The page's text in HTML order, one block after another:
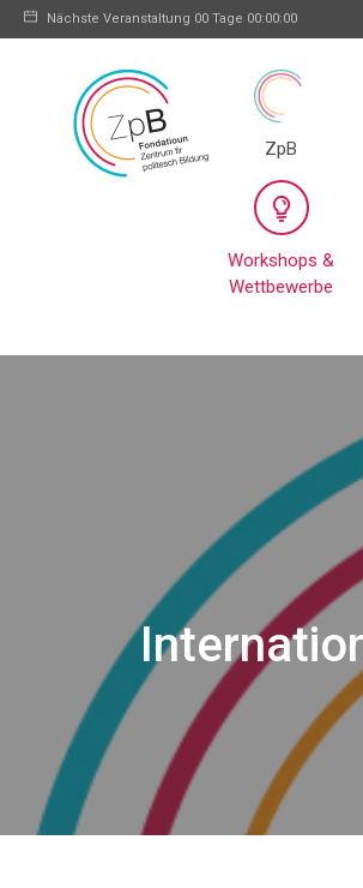
Nächste Veranstaltung 00 Tage 00:00:00
ZpB
Workshops &
Wettbewerbe